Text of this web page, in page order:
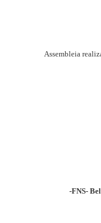
Assembleia
-FNS-